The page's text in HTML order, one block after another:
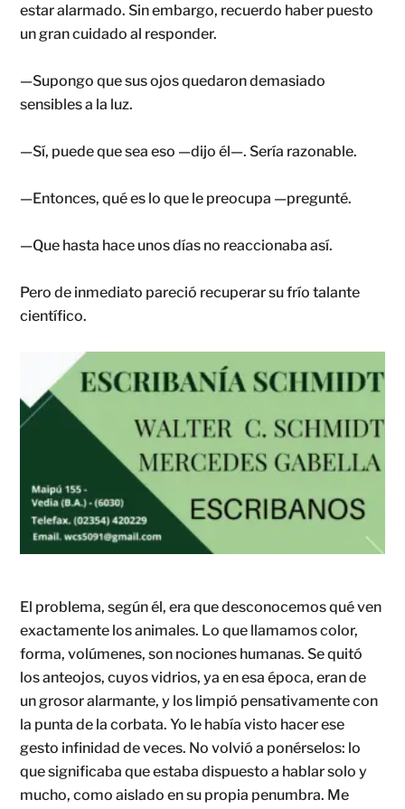
estar alarmado. Sin embargo, recuerdo haber puesto
un gran cuidado al responder.
—Supongo que sus ojos quedaron demasiado
sensibles a la luz.
—Sí, puede que sea eso —dijo él—. Sería razonable.
—Entonces, qué es lo que le preocupa —pregunté.
—Que hasta hace unos días no reaccionaba así.
Pero de inmediato pareció recuperar su frío talante
científico.
El problema, según él, era que desconocemos qué ven
exactamente los animales. Lo que llamamos color,
forma, volúmenes, son nociones humanas. Se quitó
los anteojos, cuyos vidrios, ya en esa época, eran de
un grosor alarmante, y los limpió pensativamente con
la punta de la corbata. Yo le había visto hacer ese
gesto infinidad de veces. No volvió a ponérselos: lo
que significaba que estaba dispuesto a hablar solo y
mucho, como aislado en su propia penumbra. Me